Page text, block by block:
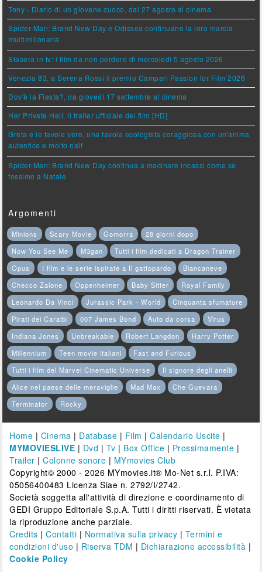
Tony - Diario di un giovane cuoco, dal 27 agosto al cinema
Spider-Man: Brand New Day e Odissea continuano la loro marcia
multimilionaria
Stasera in tv: i film da non perdere di mercoledì 5 agosto 2026
Venezia 83, a Serena Rossi il premio Campari Passion for Film 2026
Dov'è la Fiesta?, da giovedì 17 settembre al cinema
Her Private Hell, il trailer ufficiale del film [HD]
Greta e le favole vere, una favola ecologista coraggiosa,con un'anima
autentica e molto naïf
Spider-Man: Brand New Day continua a macinare incassi come se
fossimo a Natale
Argomenti
Minions Scary Movie Gomorra
28 giorni dopo
Now You See Me
M3gan
Tutti i film dedicati a Dragon Trainer
Opus
I film e le serie ispirate a Il gattopardo
Biancaneve
Checco Zalone
Oppenheimer Baby Sitter
Royal Family
Leonardo Da Vinci
Jurassic Park - World
Cinquanta sfumature
Pirati dei Caraibi
007 James Bond Auto da corsa
Virus
Indiana Jones
Unbreakable Robert Langdon
Harry Potter
Millennium
Teen movie italiani
Fast and Furious
Tutti i film del Marvel Cinematic Universe
Il signore degli anelli
Alice nel paese delle meraviglie
Mad Max
Che Guevara
Terminator
Rocky
Home | Cinema | Database | Film |Calendario Uscite |
MYMOVIESLIVE | Dvd | Tv | Box Office | Prossimamente |
Trailer |Colonne sonore | MYmovies Club
Copyright© 2000 - 2026 MYmovies.it® Mo-Net s.r.l. P.IVA:
05056400483 Licenza Siae n. 2792/I/2742.
Società soggetta all'attività di direzione e coordinamento di
GEDI Gruppo Editoriale S.p.A. Tutti i diritti riservati. È vietata
la riproduzione anche parziale.
Credits |Contatti | Normativa sulla privacy | Termini e
condizioni d'uso | Riserva TDM | Dichiarazione accessibilità |
Cookie Policy